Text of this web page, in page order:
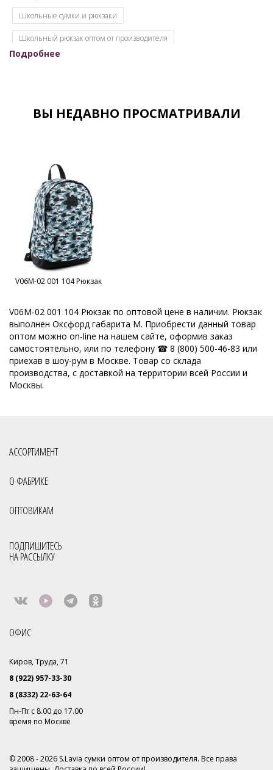
Школьные сумки и рюкзаки
Школьный рюкзак оптом от производителя
Женские рюкзаки оптом
Рюкзаки оптом
Спортивные рюкзаки оптом
Фабрики по пошиву рюкзаков в России
Школьные рюкзаки оптом
Оптом рюкзаки недорого
Школьная коллекция
Рюкзаки оптом Моя коллекция Тканевые сумки
Sale
Подробнее
ВЫ НЕДАВНО ПРОСМАТРИВАЛИ
V06M-02 001 104 Рюкзак
V06M-02 001 104 Рюкзак по оптовой цене в наличии. Рюкзак
выполнен Оксфорд габарита M. Приобрести данный товар
оптом можно on-line на нашем сайте, оформив заказ
самостоятельно, или по телефону ☎ 8 (800) 500-46-83 или
приехав в шоу-рум в Москве. Товар со склада
производства, с доставкой на территории всей России и
Москвы.
АССОРТИМЕНТ
О ФАБРИКЕ
ОПТОВИКАМ
ПОДПИШИТЕСЬ
НА РАССЫЛКУ
ОФИС
Киров, Труда, 71
8 (922) 957-33-30
8 (8332) 22-63-64
Пн-Пт с 8.00 до 17.00
время по Москве
© 2008 - 2026 S.Lavia сумки оптом от производителя. Все права